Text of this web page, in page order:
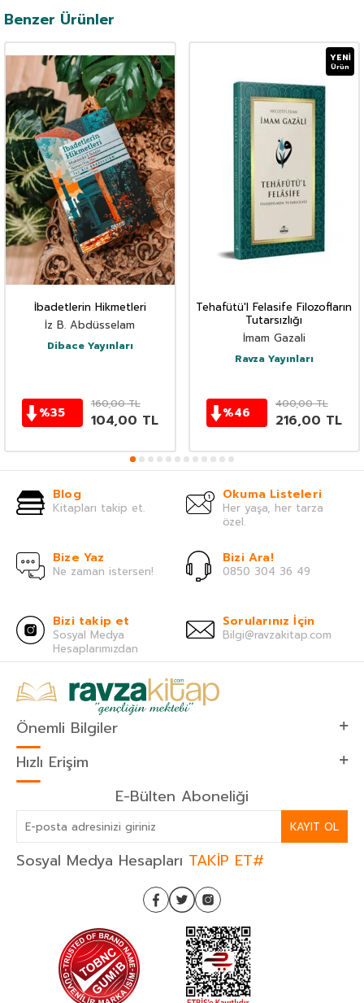
Benzer Ürünler
İbadetlerin Hikmetleri
İz B. Abdüsselam
Dibace Yayınları
%35
160,00TL
104,00 TL
YENI
Ürün
Tehafütü'l Felasife Filozofların
Tutarsızlığı
İmam Gazali
Ravza Yayınları
%46
400,00TL
216,00 TL
Blog
Kitapları takip et.
Okuma Listeleri
Her yaşa, her tarza
özel.
Bize Yaz
Ne zaman istersen!
Bizi Ara!
0850 304 36 49
Bizi takip et
Sosyal Medya
Hesaplarımızdan
Sorularınız İçin
Bilgi@ravzakitap.com
Önemli Bilgiler
Hızlı Erişim
E-Bülten Aboneliği
KAYIT OL
Sosyal Medya Hesapları TAKİP ET#